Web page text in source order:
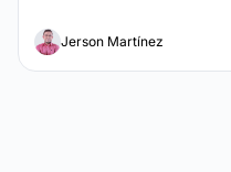
Jerson Martínez